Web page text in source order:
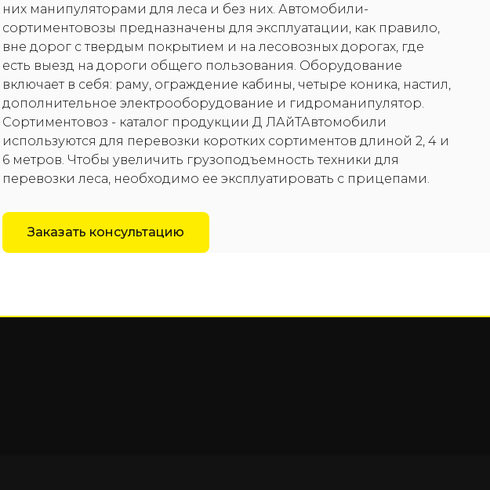
них манипуляторами для леса и без них. Автомобили-
сортиментовозы предназначены для эксплуатации, как правило,
вне дорог с твердым покрытием и на лесовозных дорогах, где
есть выезд на дороги общего пользования. Оборудование
включает в себя: раму, ограждение кабины, четыре коника, настил,
дополнительное электрооборудование и гидроманипулятор.
Сортиментовоз - каталог продукции Д ЛАйТАвтомобили
используются для перевозки коротких сортиментов длиной 2, 4 и
6 метров. Чтобы увеличить грузоподъемность техники для
перевозки леса, необходимо ее эксплуатировать с прицепами.
Заказать консультацию